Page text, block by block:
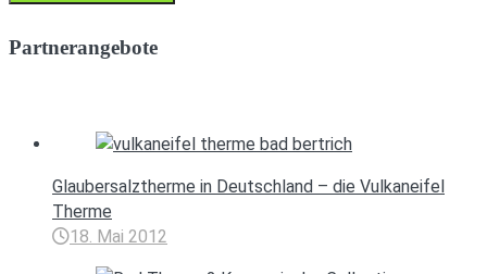
Partnerangebote
Glaubersalztherme in Deutschland – die Vulkaneifel
Therme
18. Mai 2012